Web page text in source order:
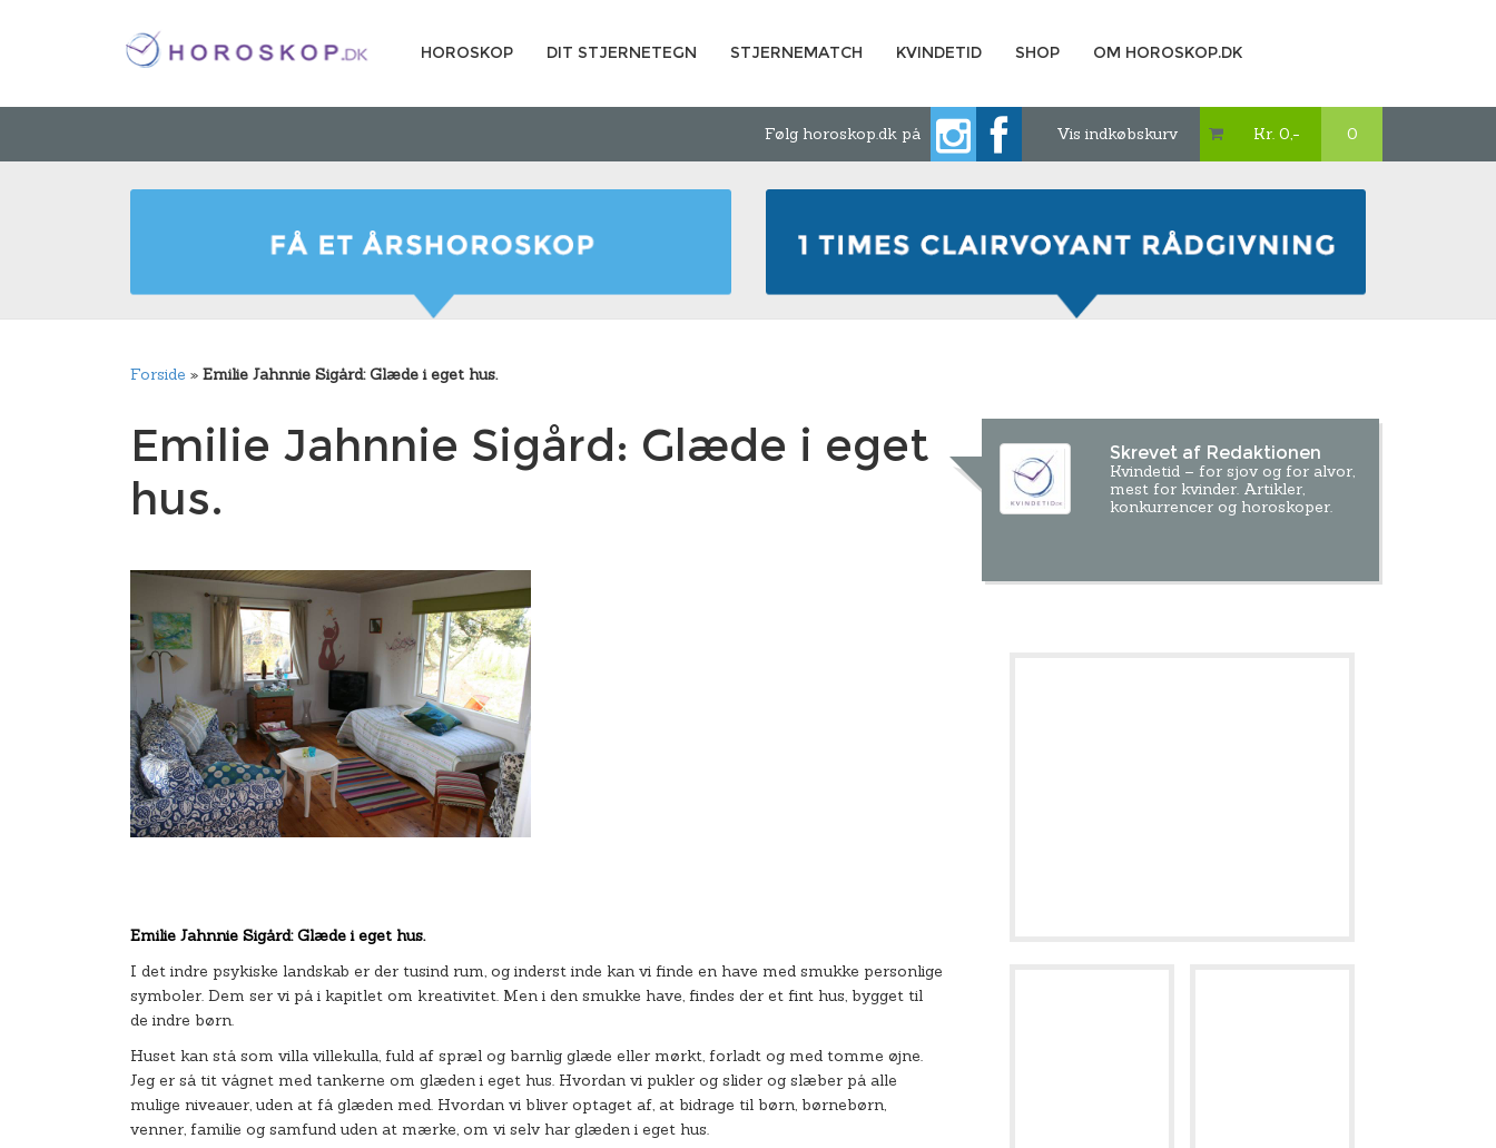
HOROSKOP DIT STJERNETEGN STJERNEMATCH KVINDETID SHOP OM HOROSKOP.DK
Følg horoskop.dk på Vis indkøbskurv  Kr. 0,- 0
Forside » Emilie Jahnnie Sigård: Glæde i eget hus.
Skrevet af Redaktionen
Kvindetid – for sjov og for alvor,
mest for kvinder. Artikler,
konkurrencer og horoskoper.
Emilie Jahnnie Sigård: Glæde i eget
hus.
Emilie Jahnnie Sigård: Glæde i eget hus.
I det indre psykiske landskab er der tusind rum, og inderst inde kan vi finde en have med smukke personlige
symboler. Dem ser vi på i kapitlet om kreativitet. Men i den smukke have, findes der et fint hus, bygget til
de indre børn.
Huset kan stå som villa villekulla, fuld af spræl og barnlig glæde eller mørkt, forladt og med tomme øjne.
Jeg er så tit vågnet med tankerne om glæden i eget hus. Hvordan vi pukler og slider og slæber på alle
mulige niveauer, uden at få glæden med. Hvordan vi bliver optaget af, at bidrage til børn, børnebørn,
venner, familie og samfund uden at mærke, om vi selv har glæden i eget hus.